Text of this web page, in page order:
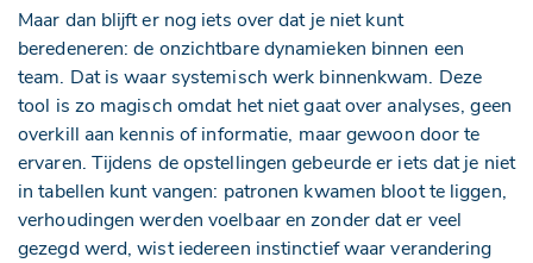
Maar dan blijft er nog iets over dat je niet kunt
beredeneren: de onzichtbare dynamieken binnen een
team. Dat is waar systemisch werk binnenkwam. Deze
tool is zo magisch omdat het niet gaat over analyses, geen
overkill aan kennis of informatie, maar gewoon door te
ervaren. Tijdens de opstellingen gebeurde er iets dat je niet
in tabellen kunt vangen: patronen kwamen bloot te liggen,
verhoudingen werden voelbaar en zonder dat er veel
gezegd werd, wist iedereen instinctief waar verandering